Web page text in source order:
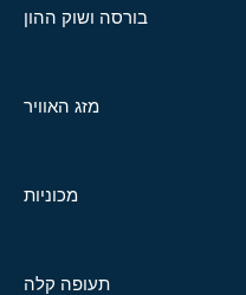
בורסה ושוק ההון
מזג האוויר
מכוניות
תעופה קלה